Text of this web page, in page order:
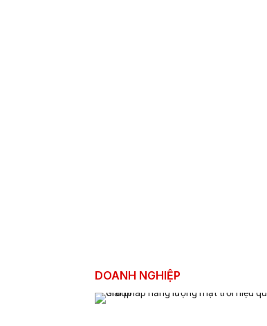
DOANH NGHIỆP